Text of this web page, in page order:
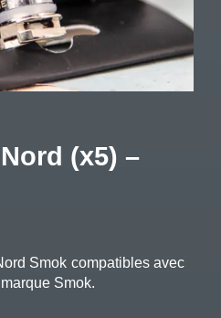
Smok compatibles avec
Smok.